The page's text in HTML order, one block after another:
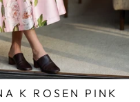
K ROSEN PINK